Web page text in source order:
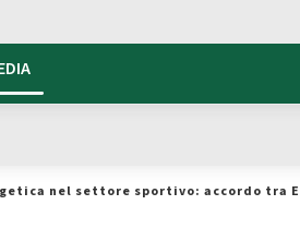
nel settore sportivo: accordo tra